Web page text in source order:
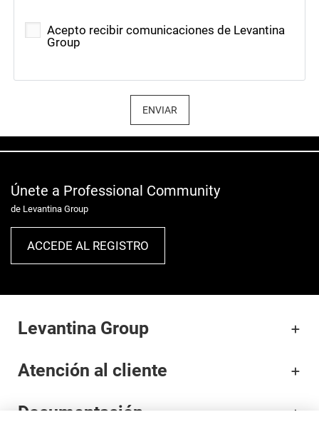
Acepto recibir comunicaciones de Levantina
Group
ENVIAR
Únete a Professional Community
de Levantina Group
ACCEDE AL REGISTRO
Levantina Group
Atención al cliente
Documentación